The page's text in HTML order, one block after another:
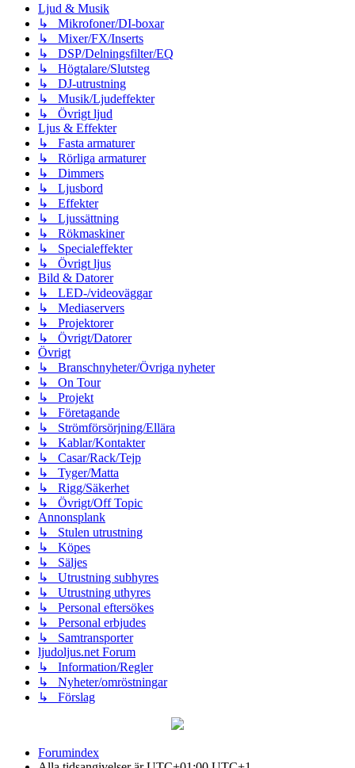
Ljud & Musik
↳ Mikrofoner/DI-boxar
↳ Mixer/FX/Inserts
↳ DSP/Delningsfilter/EQ
↳ Högtalare/Slutsteg
↳ DJ-utrustning
↳ Musik/Ljudeffekter
↳ Övrigt ljud
Ljus & Effekter
↳ Fasta armaturer
↳ Rörliga armaturer
↳ Dimmers
↳ Ljusbord
↳ Effekter
↳ Ljussättning
↳ Rökmaskiner
↳ Specialeffekter
↳ Övrigt ljus
Bild & Datorer
↳ LED-/videoväggar
↳ Mediaservers
↳ Projektorer
↳ Övrigt/Datorer
Övrigt
↳ Branschnyheter/Övriga nyheter
↳ On Tour
↳ Projekt
↳ Företagande
↳ Strömförsörjning/Ellära
↳ Kablar/Kontakter
↳ Casar/Rack/Tejp
↳ Tyger/Matta
↳ Rigg/Säkerhet
↳ Övrigt/Off Topic
Annonsplank
↳ Stulen utrustning
↳ Köpes
↳ Säljes
↳ Utrustning subhyres
↳ Utrustning uthyres
↳ Personal eftersökes
↳ Personal erbjudes
↳ Samtransporter
ljudoljus.net Forum
↳ Information/Regler
↳ Nyheter/omröstningar
↳ Förslag
Forumindex